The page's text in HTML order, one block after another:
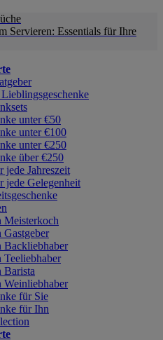
Servieren: Essentials für Ihre
unter €50
unter €100
unter €250
über €250
jede Jahreszeit
jede Gelegenheit
Meisterkoch
Gastgeber
Backliebhaber
Teeliebhaber
Barista
Weinliebhaber
für Sie
für Ihn